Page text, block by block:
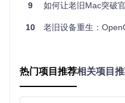
在开始升级前，评估潜在风
是否值得升级？
│   ├── 2010-2014年 → 谨
│   └── 2010年前 → 不建议
├── 硬件状况
│   ├── 功能完好 → 继续
9 如何让老旧Mac突破官方限
10 老旧设备重生：OpenCore
热门项目推荐相关项目